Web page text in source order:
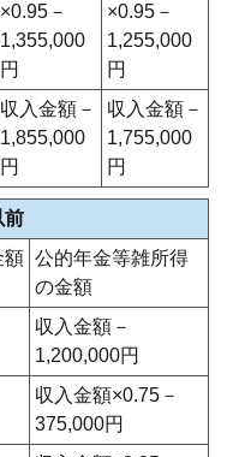
×0.95－
1,355,000
円
×0.95－
1,255,000
円
収入金額－
1,855,000
円
収入金額－
1,755,000
円
前
額 公的年金等雑所得
の金額
収入金額－
1,200,000円
収入金額×0.75－
375,000円